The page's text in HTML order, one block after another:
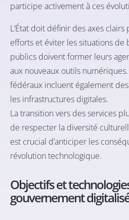
participe activement à ces
L’État doit définir des axes
efforts et éviter les situations de
publics doivent former leurs
aux nouveaux outils
fédéraux incluent également
les infrastructures digitales.
La transition vers des services
de respecter la diversité
est crucial d’anticiper les
révolution technologique.
Objectifs et
gouvernement